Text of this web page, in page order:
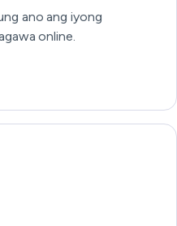
ano ang iyong
online.